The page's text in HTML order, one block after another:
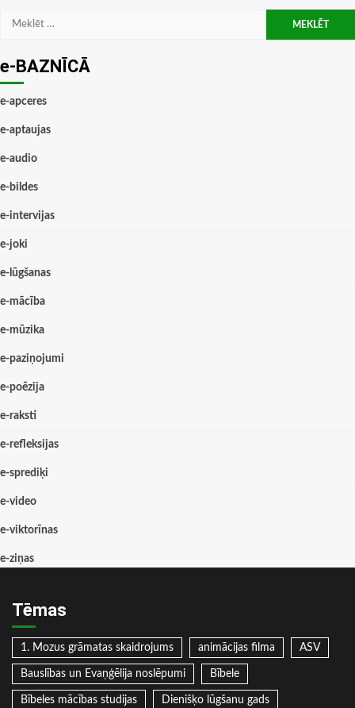
Meklēt:
e-BAZNĪCĀ
e-apceres
e-aptaujas
e-audio
e-bildes
e-intervijas
e-joki
e-lūgšanas
e-mācība
e-mūzika
e-paziņojumi
e-poēzija
e-raksti
e-refleksijas
e-sprediķi
e-video
e-viktorīnas
e-ziņas
Tēmas
1. Mozus grāmatas skaidrojums animācijas filma ASV
Bauslības un Evaņģēlija noslēpumi Bībele
Bībeles mācības studijas Dienišķo lūgšanu gads